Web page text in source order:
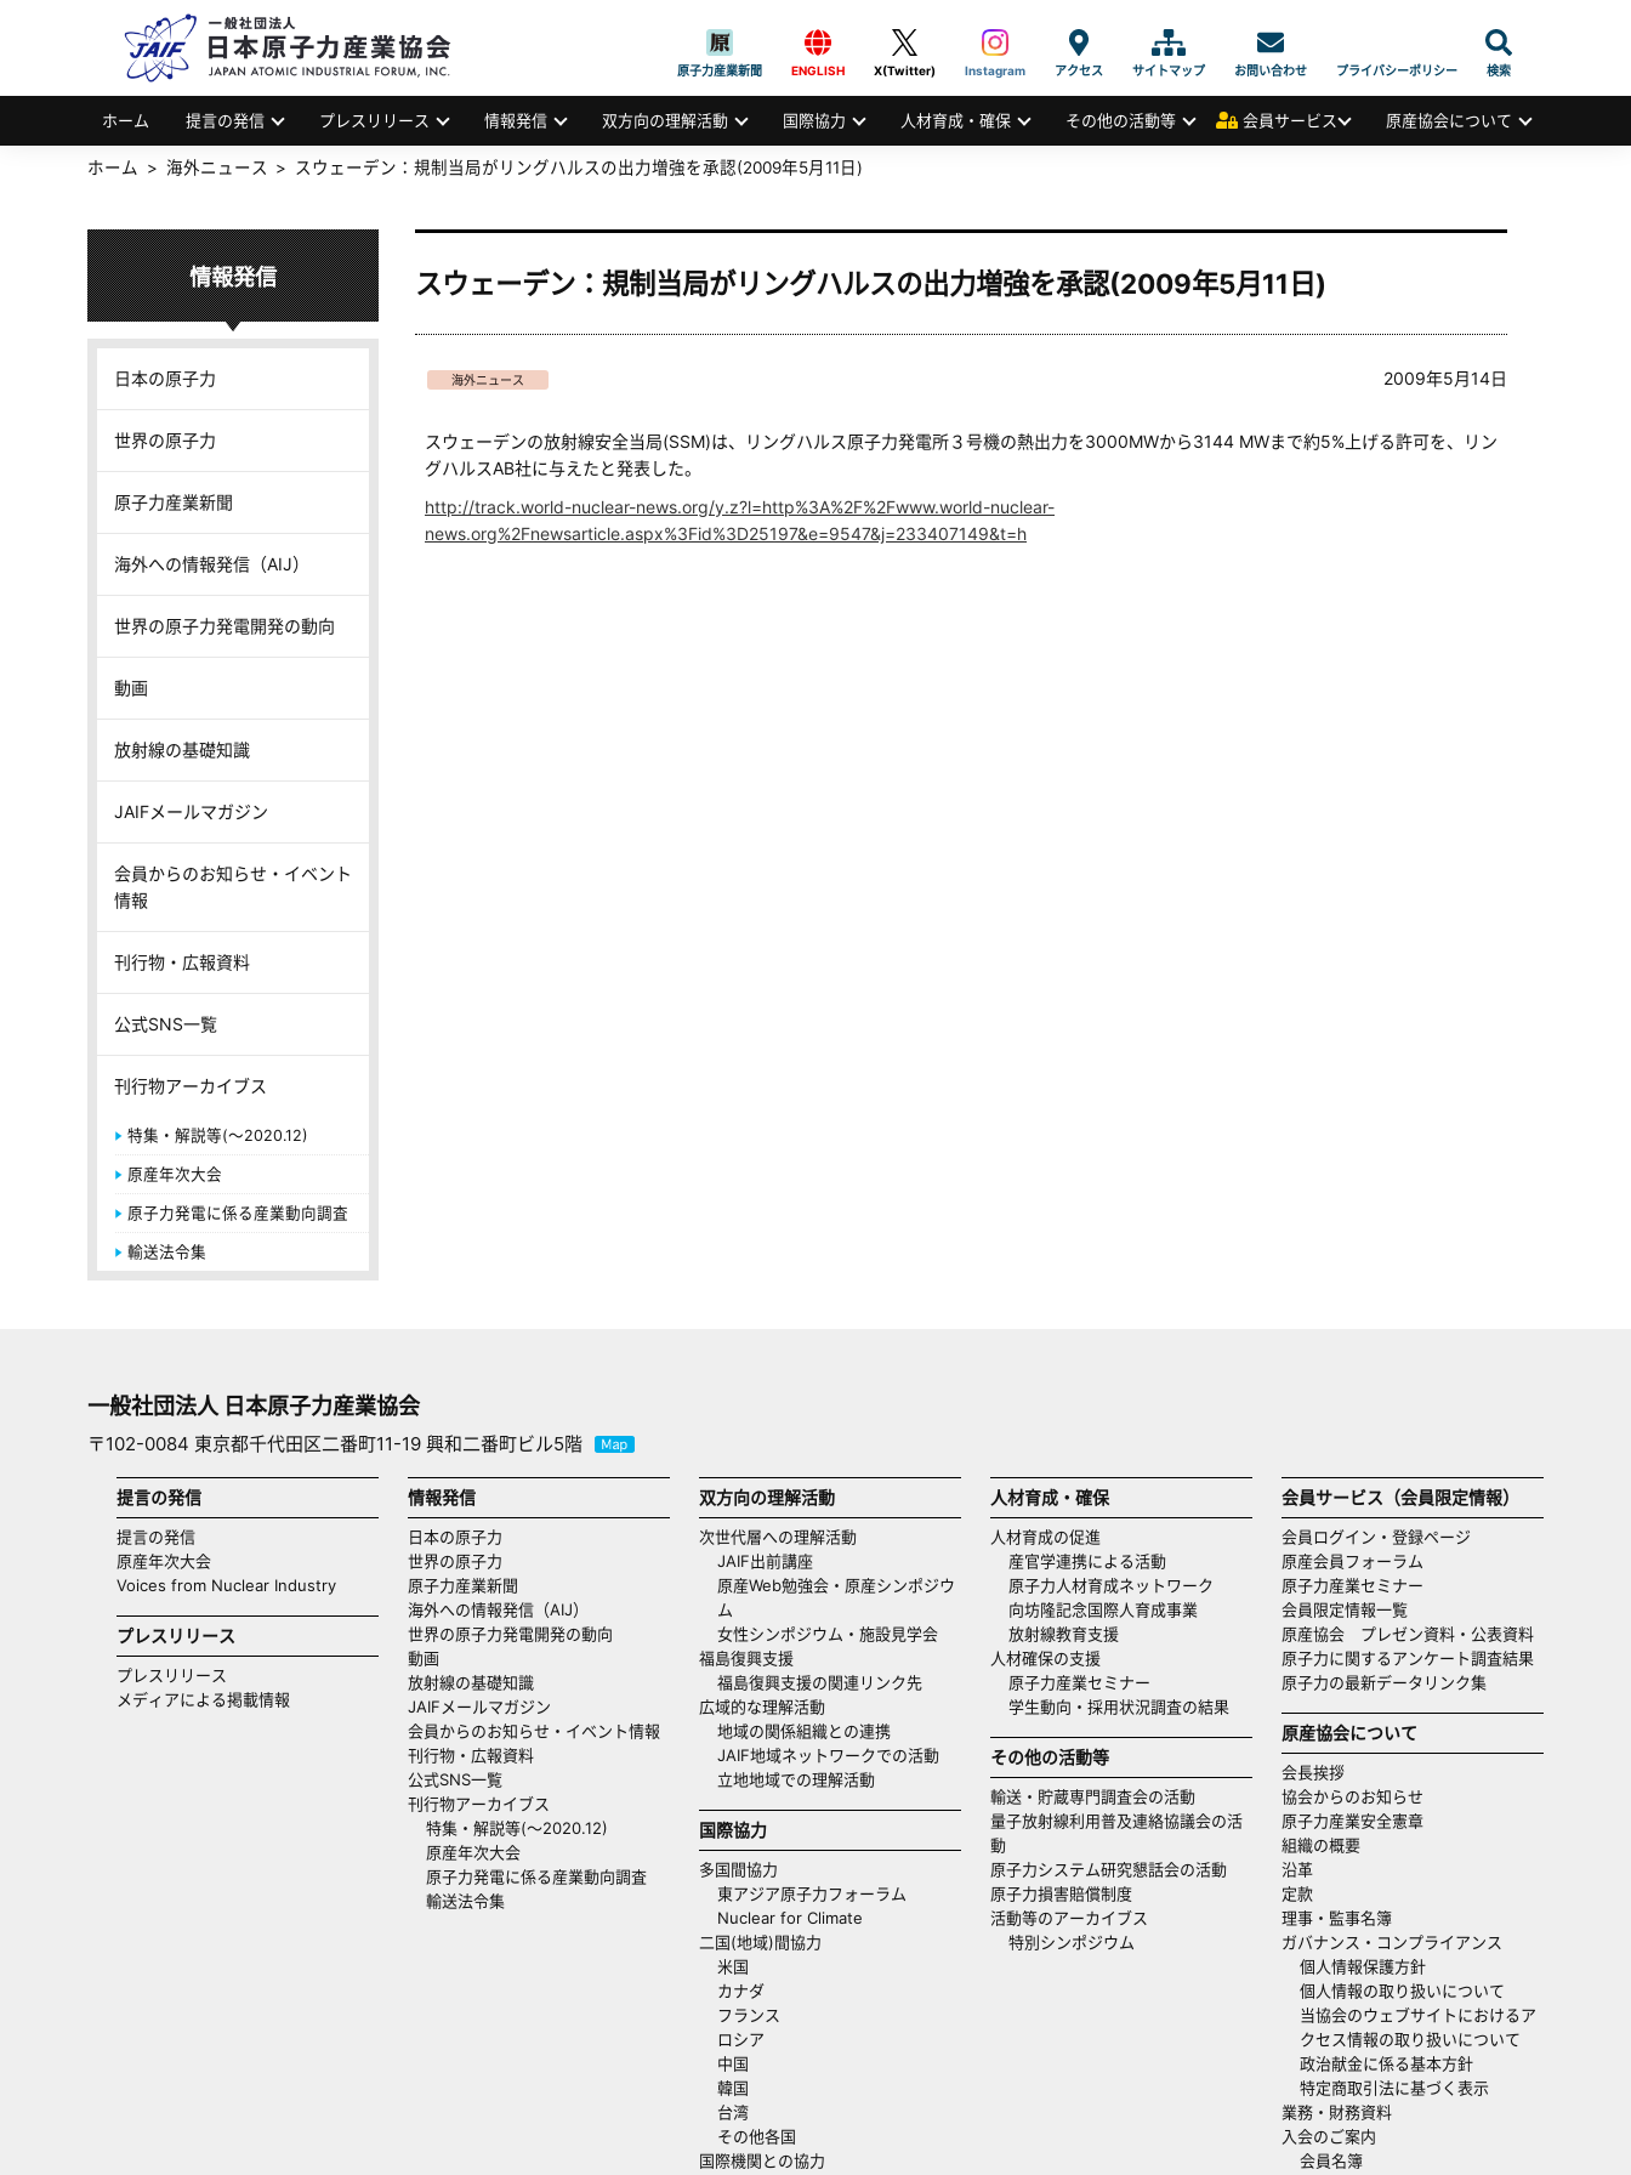
JAPAN ATOMIC INDUSTRIAL FORUM, INC.
原子力産業新聞 ENGLISH X(Twitter) Instagram アクセス サイトマップ お問い合わせ プライバシーポリシー 検索
ホーム 提言の発信 プレスリリース 情報発信 双方向の理解活動 国際協力 人材育成・確保 その他の活動等 会員サービス 原産協会について
ホーム 海外ニュース スウェーデン：規制当局がリングハルスの出力増強を承認(2009年5月11日)
スウェーデン：規制当局がリングハルスの出力増強を承認(2009年5月11日)
海外ニュース 2009年5月14日
スウェーデンの放射線安全当局(SSM)は、リングハルス原子力発電所３号機の熱出力を3000MWから3144 MWまで約5%上げる許可を、リン
グハルスAB社に与えたと発表した。
http://track.world-nuclear-news.org/y.z?l=http%3A%2F%2Fwww.world-nuclear-
news.org%2Fnewsarticle.aspx%3Fid%3D25197&e=9547&j=233407149&t=h
情報発信
日本の原子力
世界の原子力
原子力産業新聞
海外への情報発信（AIJ）
世界の原子力発電開発の動向
動画
放射線の基礎知識
JAIFメールマガジン
会員からのお知らせ・イベント
情報
刊行物・広報資料
公式SNS一覧
刊行物アーカイブス
特集・解説等(～2020.12)
原産年次大会
原子力発電に係る産業動向調査
輸送法令集
一般社団法人 日本原子力産業協会
〒102-0084 東京都千代田区二番町11-19 興和二番町ビル5階
提言の発信
提言の発信
原産年次大会
Voices from Nuclear Industry
プレスリリース
プレスリリース
メディアによる掲載情報
情報発信
日本の原子力
世界の原子力
原子力産業新聞
海外への情報発信（AIJ）
世界の原子力発電開発の動向
動画
放射線の基礎知識
JAIFメールマガジン
会員からのお知らせ・イベント情報
刊行物・広報資料
公式SNS一覧
刊行物アーカイブス
特集・解説等(～2020.12)
原産年次大会
原子力発電に係る産業動向調査
輸送法令集
双方向の理解活動
次世代層への理解活動
JAIF出前講座
原産Web勉強会・原産シンポジウ
ム
女性シンポジウム・施設見学会
福島復興支援
福島復興支援の関連リンク先
広域的な理解活動
地域の関係組織との連携
JAIF地域ネットワークでの活動
立地地域での理解活動
国際協力
多国間協力
東アジア原子力フォーラム
Nuclear for Climate
二国(地域)間協力
米国
カナダ
フランス
ロシア
中国
韓国
台湾
その他各国
国際機関との協力
人材育成・確保
人材育成の促進
産官学連携による活動
原子力人材育成ネットワーク
向坊隆記念国際人育成事業
放射線教育支援
人材確保の支援
原子力産業セミナー
学生動向・採用状況調査の結果
その他の活動等
輸送・貯蔵専門調査会の活動
量子放射線利用普及連絡協議会の活
動
原子力システム研究懇話会の活動
原子力損害賠償制度
活動等のアーカイブス
特別シンポジウム
会員サービス（会員限定情報）
会員ログイン・登録ページ
原産会員フォーラム
原子力産業セミナー
会員限定情報一覧
原産協会 プレゼン資料・公表資料
原子力に関するアンケート調査結果
原子力の最新データリンク集
原産協会について
会長挨拶
協会からのお知らせ
原子力産業安全憲章
組織の概要
沿革
定款
理事・監事名簿
ガバナンス・コンプライアンス
個人情報保護方針
個人情報の取り扱いについて
当協会のウェブサイトにおけるア
クセス情報の取り扱いについて
政治献金に係る基本方針
特定商取引法に基づく表示
業務・財務資料
入会のご案内
会員名簿